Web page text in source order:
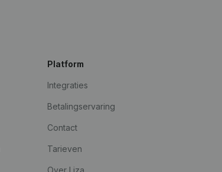
Platform
Integraties
Betalingservaring
Contact
Tarieven
Over Liza